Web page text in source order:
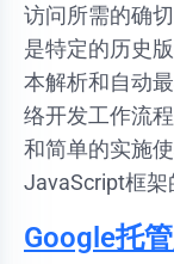
访问所需的确
是特定的历史
本解析和自动
络开发工作流
和简单的实施
JavaScript框架
Google托